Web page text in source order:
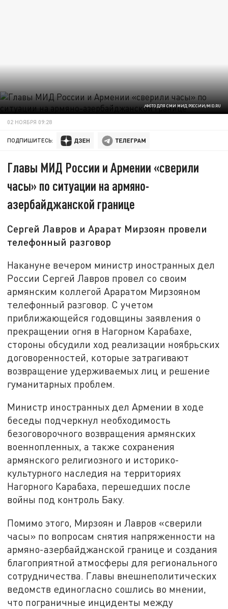
/ФОТО ДЛЯ СМИ МИД РОССИИ/MID.RU
02 НОЯБРЯ 09:28
ПОДПИШИТЕСЬ:
Главы МИД России и Армении «сверили
часы» по ситуации на армяно-
азербайджанской границе
Сергей Лавров и Арарат Мирзоян провели
телефонный разговор
Накануне вечером министр иностранных дел
России Сергей Лавров провел со своим
армянским коллегой Араратом Мирзояном
телефонный разговор. С учетом
приближающейся годовщины заявления о
прекращении огня в Нагорном Карабахе,
стороны обсудили ход реализации ноябрьских
договоренностей, которые затрагивают
возвращение удерживаемых лиц и решение
гуманитарных проблем.
Министр иностранных дел Армении в ходе
беседы подчеркнул необходимость
безоговорочного возвращения армянских
военнопленных, а также сохранения
армянского религиозного и историко-
культурного наследия на территориях
Нагорного Карабаха, перешедших после
войны под контроль Баку.
Помимо этого, Мирзоян и Лавров «сверили
часы» по вопросам снятия напряженности на
армяно-азербайджанской границе и создания
благоприятной атмосферы для регионального
сотрудничества. Главы внешнеполитических
ведомств единогласно сошлись во мнении,
что пограничные инциденты между